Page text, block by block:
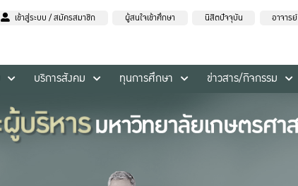
เข้าสู่ระบบ / สมัครสมาชิก ผู้สนใจเข้าศึกษา นิสิตปัจจุบัน อาจารย์
บริการสังคม ทุนการศึกษา ข่าวสาร/กิจกรรม